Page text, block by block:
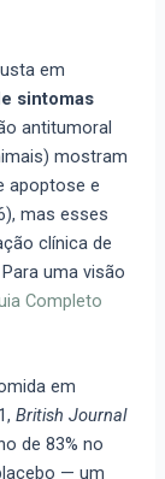
em
sintomas
antitumoral
mostram
apoptose e
mas esses
clínica de
uma visão
Completo
em
British Journal
de 83% no
— um